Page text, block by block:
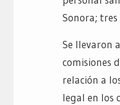
Sonora; tres
Se llevaron
comisiones
relación a
legal en los